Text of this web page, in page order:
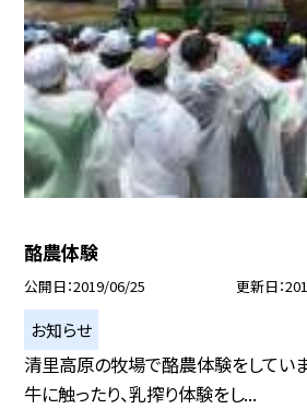
酪農体験
公開日 2019/06/25 更新日
お知らせ
清里高原の牧場で酪農体験をしてい
牛に触ったり、乳搾り体験をし...